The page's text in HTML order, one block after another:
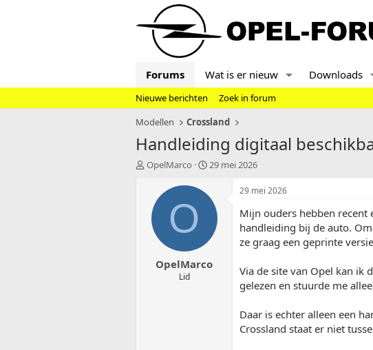
Forums Wat is er nieuw Downloads
Nieuwe berichten
Zoek in forum
Modellen
Crossland
Handleiding digitaal
T
OpelMarco
S
r
a
u
29 mei 2026
O
OpelMarco
Lid
29 mei 2026
Mijn ouders hebben recent
handleiding bij de auto.
ze graag een geprinte
Via de site van Opel kan ik
gelezen en stuurde me
Daar is echter alleen een
Crossland staat er niet